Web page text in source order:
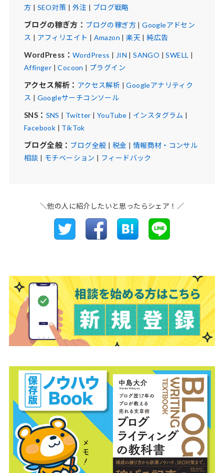
方 | SEO対策 | 外注 | ブログ戦略
ブログの稼ぎ方： ブログの稼ぎ方|Googleアドセン
ス | アフィリエイト | Amazon |楽天 |純広告
WordPress： WordPress | JIN |SANGO |SWELL |
Affinger |Cocoon | プラグイン
アクセス解析： アクセス解析 |Googleアナリティク
ス | Googleサーチコンソール
SNS： SNS | Twitter | YouTube | インスタグラム |
Facebook | TikTok
ブログ全般： ブログ全般 | 税金 | 情報商材・コンサル
相談 | モチベーション | フィードバック
＼他の人に紹介したいと思ったらシェア！／